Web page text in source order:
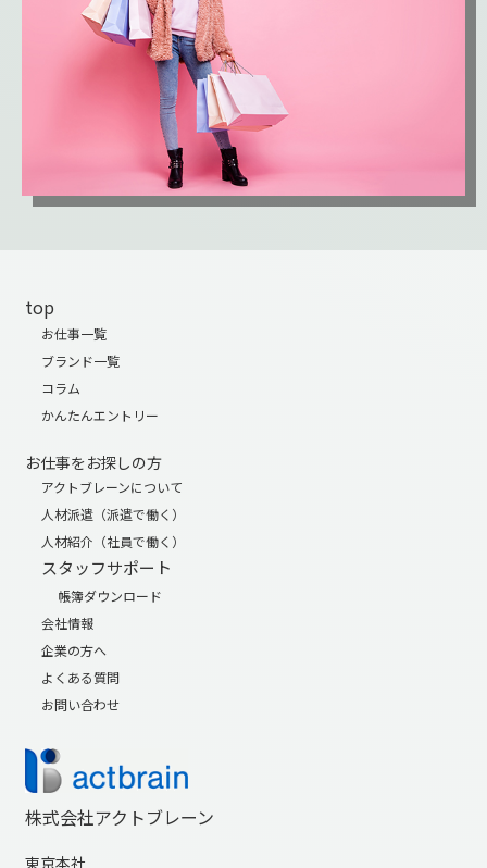
top
お仕事一覧
ブランド一覧
コラム
かんたんエントリー
お仕事をお探しの方
アクトブレーンについて
人材派遣（派遣で働く）
人材紹介（社員で働く）
スタッフサポート
帳簿ダウンロード
会社情報
企業の方へ
よくある質問
お問い合わせ
株式会社アクトブレーン
東京本社